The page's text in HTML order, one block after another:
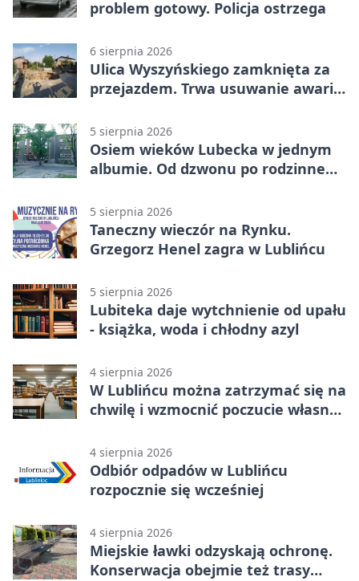
problem gotowy. Policja ostrzega
6 sierpnia 2026
Ulica Wyszyńskiego zamknięta za
przejazdem. Trwa usuwanie awarii
5 sierpnia 2026
Osiem wieków Lubecka w jednym
albumie. Od dzwonu po rodzinne
5 sierpnia 2026
Taneczny wieczór na Rynku.
Grzegorz Henel zagra w Lublińcu
5 sierpnia 2026
Lubiteka daje wytchnienie od upału
- książka, woda i chłodny azyl
4 sierpnia 2026
W Lublińcu można zatrzymać się na
chwilę i wzmocnić poczucie własnej
4 sierpnia 2026
Odbiór odpadów w Lublińcu
rozpocznie się wcześniej
4 sierpnia 2026
Miejskie ławki odzyskają ochronę.
Konserwacja obejmie też trasy